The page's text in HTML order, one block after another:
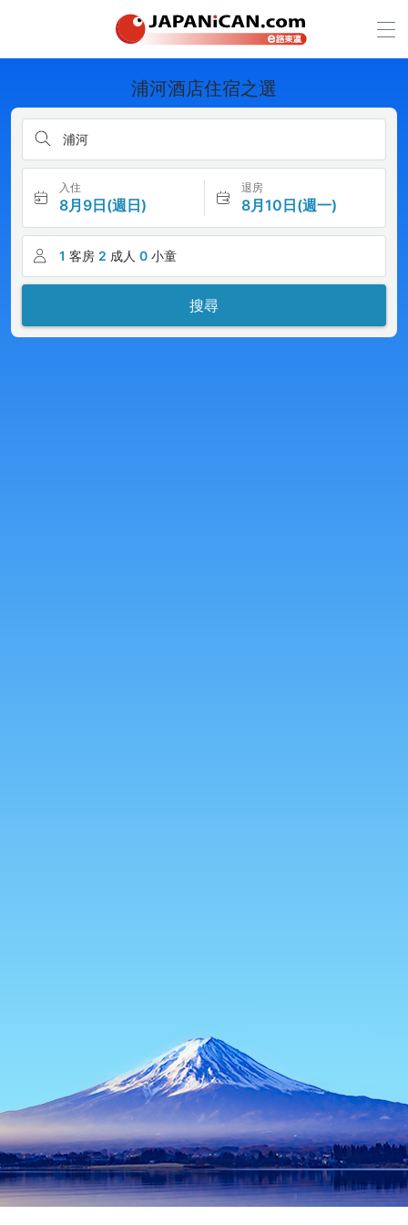
浦河酒店住宿之選
浦河
入住
8月9日(週日)
退房
8月10日(週一)
1 客房 2 成人 0 小童
搜尋